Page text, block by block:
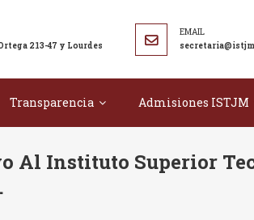
213-47 y Lourdes
Transparencia Admisiones ISTJM
Al Instituto Superior